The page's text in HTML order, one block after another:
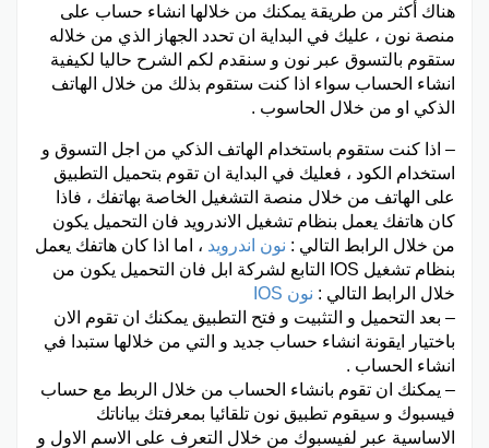
هناك أكثر من طريقة يمكنك من خلالها انشاء حساب على
منصة نون ، عليك في البداية ان تحدد الجهاز الذي من خلاله
ستقوم بالتسوق عبر نون و سنقدم لكم الشرح حاليا لكيفية
انشاء الحساب سواء اذا كنت ستقوم بذلك من خلال الهاتف
الذكي او من خلال الحاسوب .
– اذا كنت ستقوم باستخدام الهاتف الذكي من اجل التسوق و
استخدام الكود ، فعليك في البداية ان تقوم بتحميل التطبيق
على الهاتف من خلال منصة التشغيل الخاصة بهاتفك ، فاذا
كان هاتفك يعمل بنظام تشغيل الاندرويد فان التحميل يكون
من خلال الرابط التالي : نون اندرويد ، اما اذا كان هاتفك يعمل
بنظام تشغيل IOS التابع لشركة ابل فان التحميل يكون من
خلال الرابط التالي : نون IOS
– بعد التحميل و التثبيت و فتح التطبيق يمكنك ان تقوم الان
باختيار ايقونة انشاء حساب جديد و التي من خلالها ستبدا في
انشاء الحساب .
– يمكنك ان تقوم بانشاء الحساب من خلال الربط مع حساب
فيسبوك و سيقوم تطبيق نون تلقائيا بمعرفتك بياناتك
الاساسية عبر لفيسبوك من خلال التعرف على الاسم الاول و